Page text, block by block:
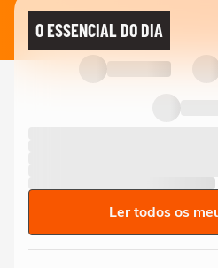
O ESSENCIAL DO DIA
Ler todos os